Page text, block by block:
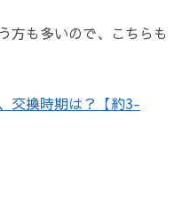
方も多いので、こちらも
交換時期は？【約3-